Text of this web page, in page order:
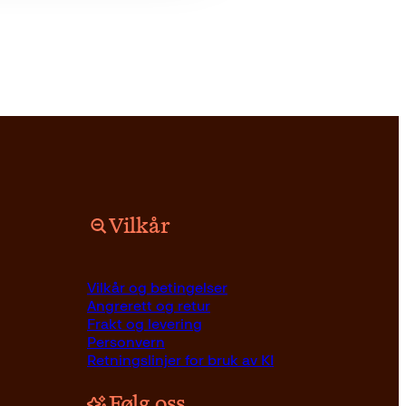
Vilkår
Vilkår og betingelser
Angrerett og retur
Frakt og levering
Personvern
Retningslinjer for bruk av KI